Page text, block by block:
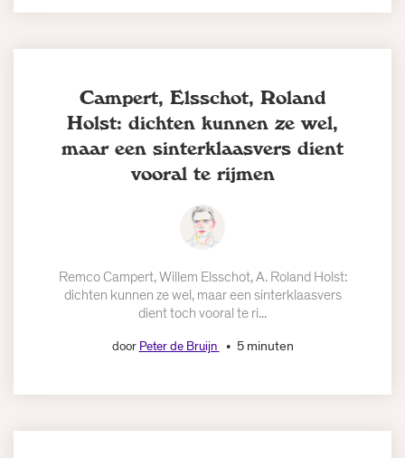
Campert, Elsschot, Roland
Holst: dichten kunnen ze wel,
maar een sinterklaasvers dient
vooral te rijmen
Remco Campert, Willem Elsschot, A. Roland Holst:
dichten kunnen ze wel, maar een sinterklaasvers
dient toch vooral te ri...
door Peter de Bruijn 5 minuten